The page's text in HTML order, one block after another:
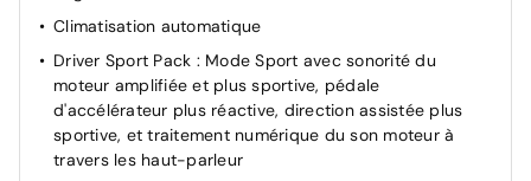
Climatisation automatique
Driver Sport Pack : Mode Sport avec sonorité du
moteur amplifiée et plus sportive, pédale
d'accélérateur plus réactive, direction assistée plus
sportive, et traitement numérique du son moteur à
travers les haut-parleur